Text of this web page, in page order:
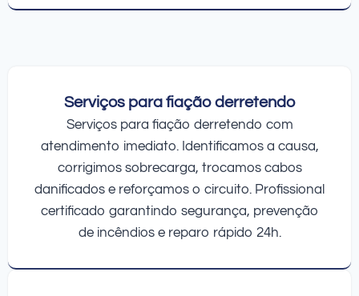
Serviços para fiação derretendo
Serviços para fiação derretendo com
atendimento imediato. Identificamos a causa,
corrigimos sobrecarga, trocamos cabos
danificados e reforçamos o circuito. Profissional
certificado garantindo segurança, prevenção
de incêndios e reparo rápido 24h.